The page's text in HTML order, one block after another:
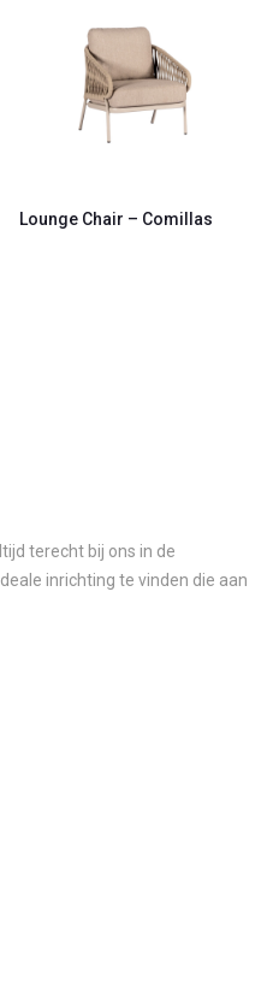
Lounge Chair – Comillas
terecht bij ons in de
inrichting te vinden die aan